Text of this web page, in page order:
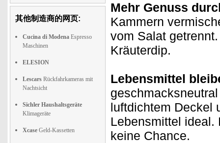
其他制造商的网页:
Cucina di Modena Espresso
Maschinen
ELESION
Lescars Rückfahrkameras mit
Nachtsicht
Sichler Haushaltsgeräte
Klimageräte
Xcase Geld-Kassetten
Mehr Genuss
Kammern
vom Salat
Kräuterdip.
Lebensmittel
luftdichtem Deckel
Lebensmittel ideal.
keine Chance.